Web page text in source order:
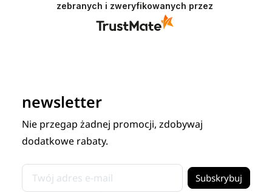
zebranych i zweryfikowanych przez
newsletter
Nie przegap żadnej promocji, zdobywaj
dodatkowe rabaty.